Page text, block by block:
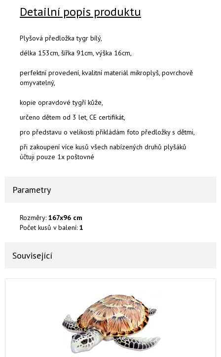
Detailní popis produktu
Plyšová předložka tygr bílý,
délka 153cm, šířka 91cm, výška 16cm,
perfektní provedení, kvalitní materiál mikroplyš, povrchově
omyvatelný,
kopie opravdové tygří kůže,
určeno dětem od 3 let, CE certifikát,
pro představu o velikosti přikládám foto předložky s dětmi,
při zakoupení více kusů všech nabízených druhů plyšáků
účtuji pouze 1x poštovné
Parametry
Rozměry: 167x96 cm
Počet kusů v balení: 1
Související